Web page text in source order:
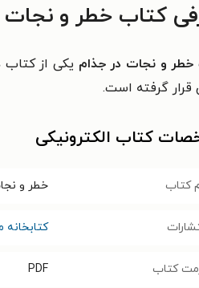
کتاب خطر و نجات
خطر و نجات در جذام يکی از
قرار گرفته است.
کتاب الکترونیکی
کتاب خطر و
کتابخانه
کتاب PDF